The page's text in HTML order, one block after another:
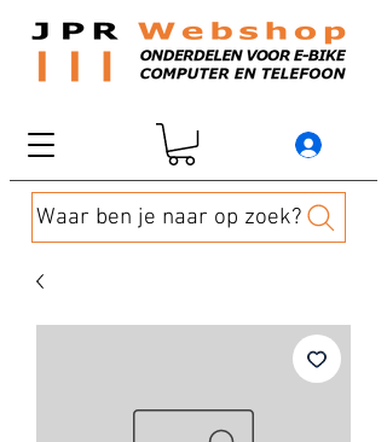
Waar ben je naar op zoek?